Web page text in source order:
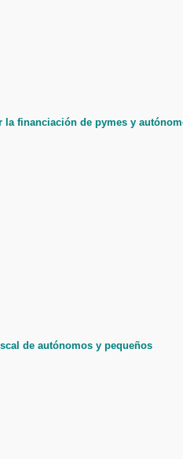
financiación de pymes y
de autónomos y pequeños